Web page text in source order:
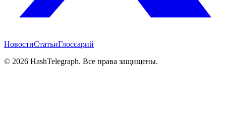
НовостиСтатьиГлоссарий
© 2026 HashTelegraph. Все права защищены.